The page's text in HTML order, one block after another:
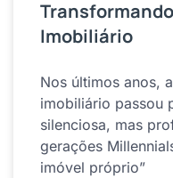
Imobiliário
Nos últimos anos,
imobiliário passou
silenciosa, mas
gerações
imóvel próprio”